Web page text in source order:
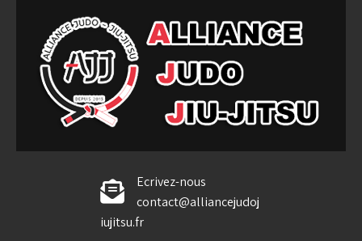
content
Alliance Judo Jiu-jitsu
Ecrivez-nous
contact@alliancejudoj
iujitsu.fr